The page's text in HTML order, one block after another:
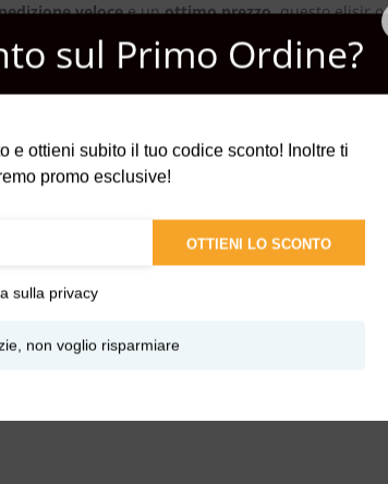
velocee unottimo prezzo, questo elisir
l’artigianalità, disponibile nel nostro
la cultura in un’alchimia perfetta.
sul Primo Ordine?
e ottieni subito il tuo codice sconto! Inoltre ti
promo esclusive!
OTTIENI LO SCONTO
sulla privacy
non voglio risparmiare